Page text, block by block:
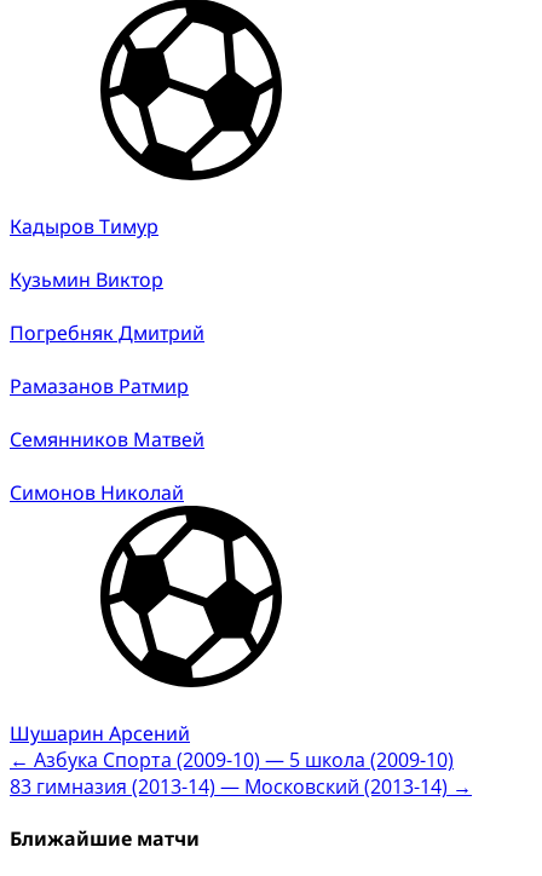
Кадыров Тимур
Кузьмин Виктор
Погребняк Дмитрий
Рамазанов Ратмир
Семянников Матвей
Симонов Николай
Шушарин Арсений
Post
navigation
← Азбука Спорта (2009-10) — 5 школа (2009-10)
83 гимназия (2013-14) — Московский (2013-14) →
Ближайшие матчи